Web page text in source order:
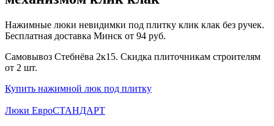
Нажимные люки невидимки под плитку клик клак без ручек.
Бесплатная доставка Минск от 94 руб.
Самовывоз Стебнёва 2к15. Скидка плиточникам строителям
от 2 шт.
Купить нажимной люк под плитку
Люки ЕвроСТАНДАРТ